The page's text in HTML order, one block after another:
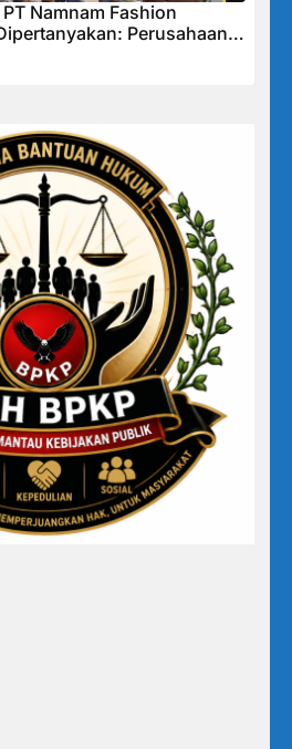
Namnam Fashion
Perusahaan
Keuangan Justru
Laba.